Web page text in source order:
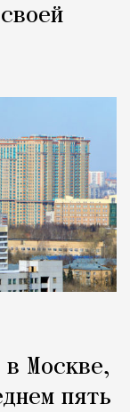
в Москве,
пять